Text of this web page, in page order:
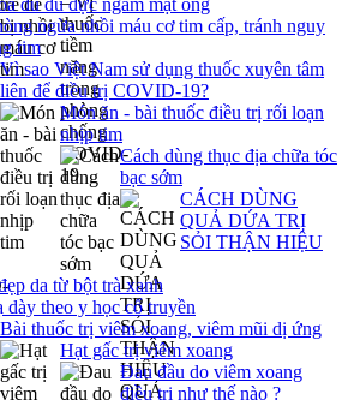
đu đủ đực ngâm mật ong
ngừa nhồi máu cơ tim cấp, tránh nguy
tim
Vì sao Việt Nam sử dụng thuốc xuyên tâm
liên để điều trị COVID-19?
Món ăn - bài thuốc điều trị rối loạn
nhịp tim
Cách dùng thục địa chữa tóc
bạc sớm
CÁCH DÙNG
QUẢ DỨA TRỊ
SỎI THẬN HIỆU
da từ bột trà xanh
dày theo y học cổ truyền
Bài thuốc trị viêm xoang, viêm mũi dị ứng
Hạt gấc trị viêm xoang
Đau đầu do viêm xoang
điều trị như thế nào ?